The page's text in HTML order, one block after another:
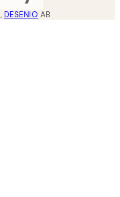
, DESENIO AB